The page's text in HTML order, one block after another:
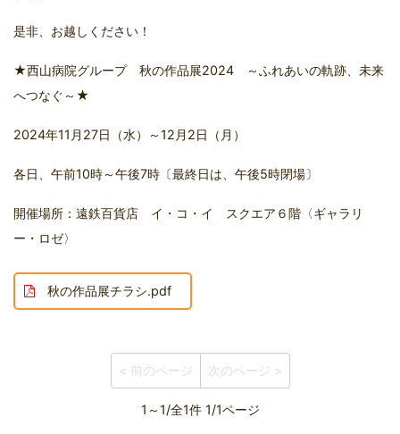
是非、お越しください！
★西山病院グループ 秋の作品展2024 ～ふれあいの軌跡、未来
へつなぐ～★
2024年11月27日（水）～12月2日（月）
各日、午前10時～午後7時〔最終日は、午後5時閉場〕
開催場所：遠鉄百貨店 イ・コ・イ スクエア６階〈ギャラリ
ー・ロゼ〉
秋の作品展チラシ.pdf
< 前のページ 次のページ >
1～1/全1件 1/1ページ